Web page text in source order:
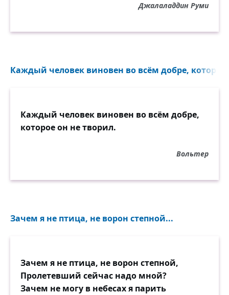
Джалаладдин Руми
Каждый человек виновен во всём добре, которое
Каждый человек виновен во всём добре,
которое он не творил.
Вольтер
Зачем я не птица, не ворон степной...
Зачем я не птица, не ворон степной,
Пролетевший сейчас надо мной?
Зачем не могу в небесах я парить